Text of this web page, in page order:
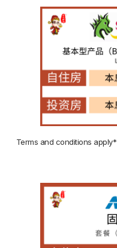
Terms and conditions apply*